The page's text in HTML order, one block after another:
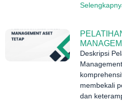
Deskripsi
membekali
dan